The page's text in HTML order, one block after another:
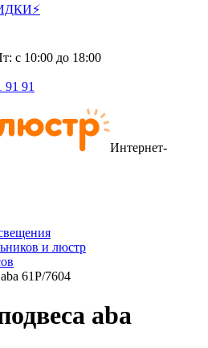
с 10:00 до 18:00
91 91
Интернет-
и люстр
61P/7604
aba